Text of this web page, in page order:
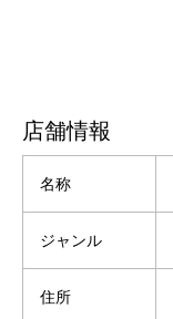
店舗情報
名称
ジャンル
住所